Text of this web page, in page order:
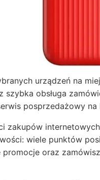
urządzeń na
szybka obsługa
posprzedażowy na
zakupów
wiele punktów
oraz